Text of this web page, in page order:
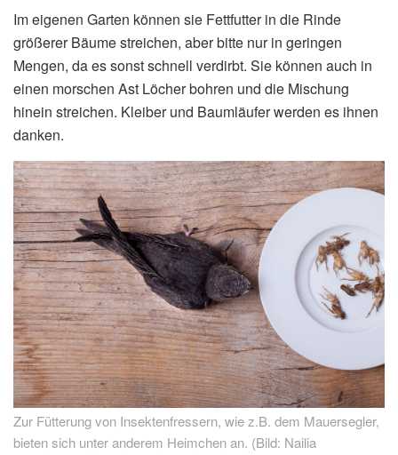
Im eigenen Garten können sie Fettfutter in die Rinde
größerer Bäume streichen, aber bitte nur in geringen
Mengen, da es sonst schnell verdirbt. Sie können auch in
einen morschen Ast Löcher bohren und die Mischung
hinein streichen. Kleiber und Baumläufer werden es ihnen
danken.
Zur Fütterung von Insektenfressern, wie z.B. dem Mauersegler,
bieten sich unter anderem Heimchen an. (Bild: Nailia